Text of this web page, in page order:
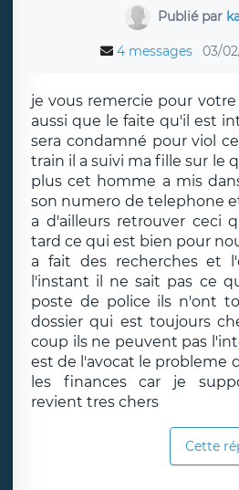
Publié par
4 messages 03/
je vous remercie pour
aussi que le faite qu'il est
sera condamné pour viol
train il a suivi ma fille sur le
plus cet homme a mis
son numero de telephone
a d'ailleurs retrouver ceci
tard ce qui est bien pour
a fait des recherches et
l'instant il ne sait pas ce
poste de police ils n'ont
dossier qui est toujours
coup ils ne peuvent pas
est de l'avocat le probleme
les finances car je
revient tres chers
Cette